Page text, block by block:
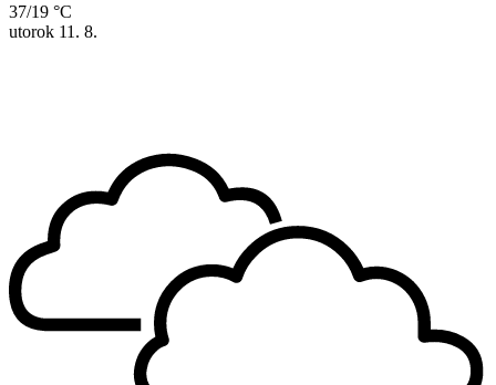
37/19 °C
utorok 11. 8.